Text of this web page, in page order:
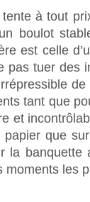
tente à tout
boulot
est celle
pas tuer des
irrépressible
tant que
et
que
la banquette
moments les